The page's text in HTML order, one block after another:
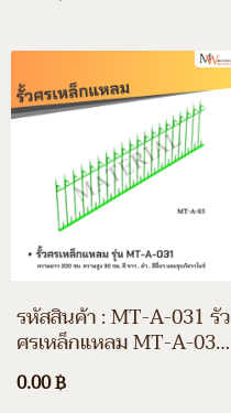
รหัสสินค้า : MT-A-031 รั้ว
ศรเหล็กแหลม MT-A-031
ความยาว 200 ซม. ความสูง
30 ซม. สีขาว สีดำ สีอื่นๆ
0.00 ฿